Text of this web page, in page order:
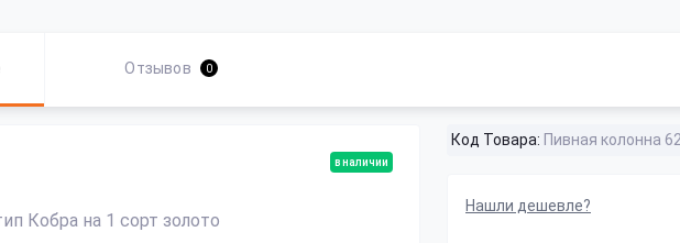
Отзывов 0
в наличии
Код Товара: Пивная колонна 62
Нашли дешевле?